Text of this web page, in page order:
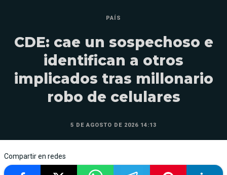
PAÍS
CDE: cae un sospechoso e
identifican a otros
implicados tras millonario
robo de celulares
5 DE AGOSTO DE 2026 14:13
Compartir en redes